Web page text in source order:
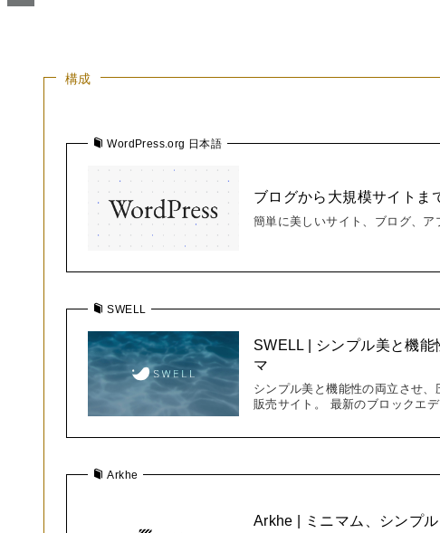
構成
WordPress.org 日本語
ブログから大規模サイトま
簡単に美しいサイト、ブログ、ア
SWELL
SWELL | シンプル美と機
マ
シンプル美と機能性の両立させ
販売サイト。 最新のブロックエ
Arkhe
Arkhe | ミニマム、シンプ